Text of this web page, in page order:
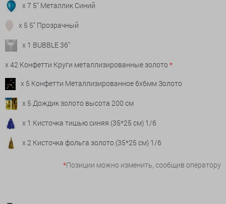
x 7 5" Металлик Синий
x 5 5" Прозрачный
x 1 BUBBLE 36"
x 42 Конфетти Круги металлизированные золото *
x 5 Конфетти Металлизированное 6х6мм Золото
x 5 Дождик золото высота 200 см
x 1 Кисточка тишью синяя (35*25 см) 1/6
x 2 Кисточка фольга золото (35*25 см) 1/6
*Позиции можно изменить, сообщив оператору